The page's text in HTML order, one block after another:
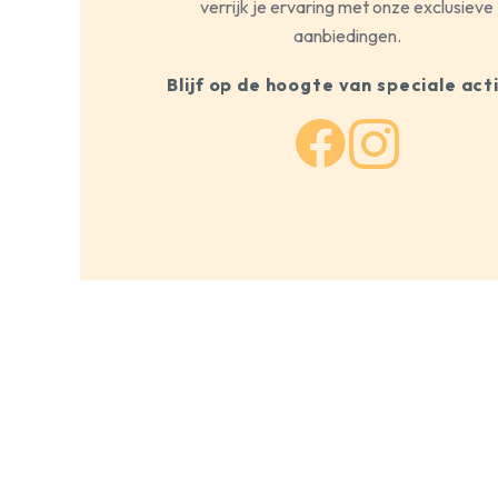
verrijk je ervaring met onze exclusieve
aanbiedingen.
Blijf op de hoogte van speciale